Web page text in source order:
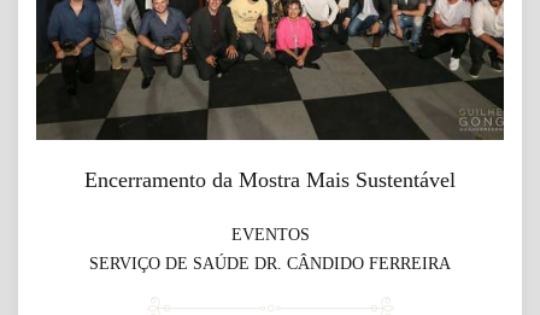
Encerramento da Mostra Mais Sustentável
EVENTOS
SERVIÇO DE SAÚDE DR. CÂNDIDO FERREIRA